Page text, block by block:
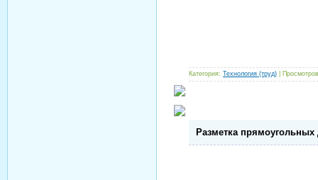
Категория: Технология (труд) |
Разметка